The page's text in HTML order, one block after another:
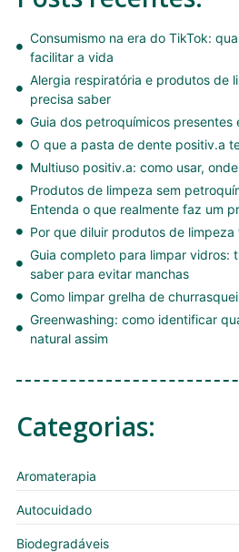
Consumismo na era do TikTok:
facilitar a vida
Alergia respiratória e produtos de
precisa saber
Guia dos petroquímicos
O que a pasta de dente positiv.a
Multiuso positiv.a: como usar,
Produtos de limpeza sem
Entenda o que realmente faz um
Por que diluir produtos de
Guia completo para limpar vidros:
saber para evitar manchas
Como limpar grelha de
Greenwashing: como identificar
natural assim
Categorias:
Aromaterapia
Autocuidado
Biodegradáveis